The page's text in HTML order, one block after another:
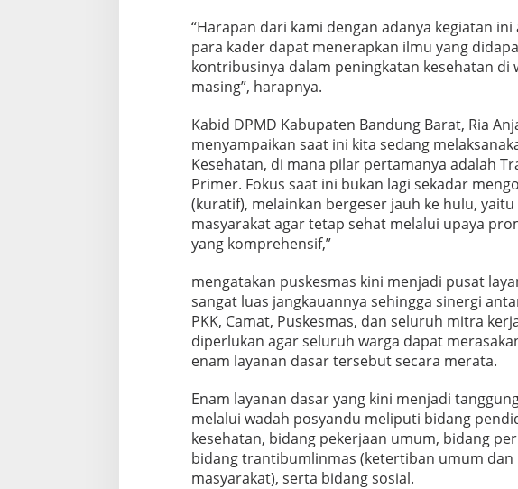
“Harapan dari kami dengan adanya kegiatan
para kader dapat menerapkan ilmu yang
kontribusinya dalam peningkatan kesehatan di
masing”, harapnya.
Kabid DPMD Kabupaten Bandung Barat, Ria
menyampaikan saat ini kita sedang
Kesehatan, di mana pilar pertamanya adalah
Primer. Fokus saat ini bukan lagi sekadar
(kuratif), melainkan bergeser jauh ke hulu, yaitu
masyarakat agar tetap sehat melalui upaya
yang komprehensif,”
mengatakan puskesmas kini menjadi pusat
sangat luas jangkauannya sehingga sinergi
PKK, Camat, Puskesmas, dan seluruh mitra
diperlukan agar seluruh warga dapat
enam layanan dasar tersebut secara merata.
Enam layanan dasar yang kini menjadi
melalui wadah posyandu meliputi bidang
kesehatan, bidang pekerjaan umum, bidang
bidang trantibumlinmas (ketertiban umum dan
masyarakat), serta bidang sosial.